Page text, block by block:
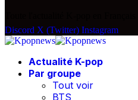
Discord X (Twitter) Instagram
Actualité K-pop
Par groupe
Tout voir
BTS